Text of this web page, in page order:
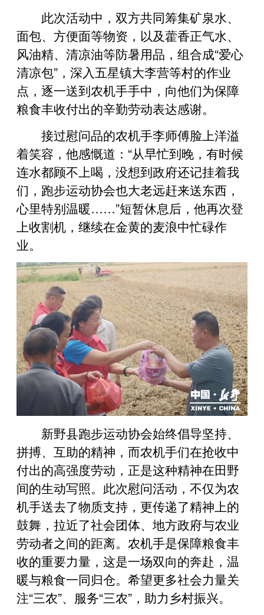
此次活动中，双方共同筹集矿泉水、
面包、方便面等物资，以及藿香正气水、
风油精、清凉油等防暑用品，组合成“爱心
清凉包”，深入五星镇大李营等村的作业
点，逐一送到农机手手中，向他们为保障
粮食丰收付出的辛勤劳动表达感谢。
接过慰问品的农机手李师傅脸上洋溢
着笑容，他感慨道：“从早忙到晚，有时候
连水都顾不上喝，没想到政府还记挂着我
们，跑步运动协会也大老远赶来送东西，
心里特别温暖……”短暂休息后，他再次登
上收割机，继续在金黄的麦浪中忙碌作
业。
新野县跑步运动协会始终倡导坚持、
拼搏、互助的精神，而农机手们在抢收中
付出的高强度劳动，正是这种精神在田野
间的生动写照。此次慰问活动，不仅为农
机手送去了物质支持，更传递了精神上的
鼓舞，拉近了社会团体、地方政府与农业
劳动者之间的距离。农机手是保障粮食丰
收的重要力量，这是一场双向的奔赴，温
暖与粮食一同归仓。希望更多社会力量关
注“三农”、服务“三农” ，助力乡村振兴。